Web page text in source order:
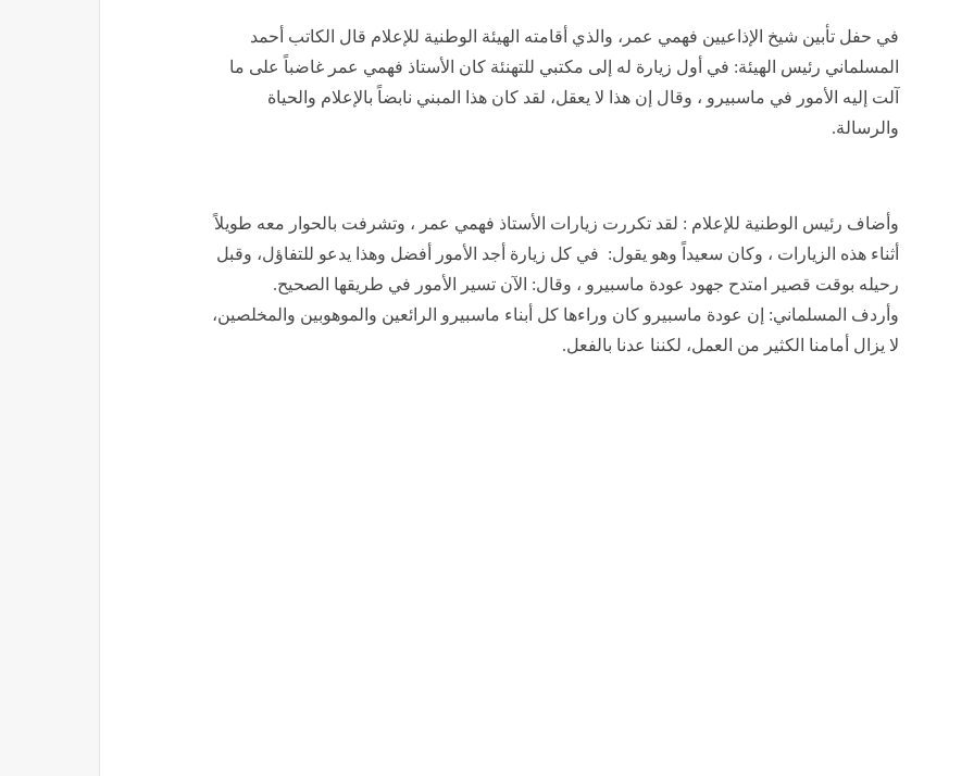
في حفل تأبين شيخ الإذاعيين فهمي عمر، والذي أقامته الهيئة الوطنية للإعلام قال الكاتب أحمد
المسلماني رئيس الهيئة: في أول زيارة له إلى مكتبي للتهنئة كان الأستاذ فهمي عمر غاضباً على ما
آلت إليه الأمور في ماسبيرو ، وقال إن هذا لا يعقل، لقد كان هذا المبني نابضاً بالإعلام والحياة
والرسالة.
وأضاف رئيس الوطنية للإعلام : لقد تكررت زيارات الأستاذ فهمي عمر ، وتشرفت بالحوار معه طويلاً
أثناء هذه الزيارات ، وكان سعيداً وهو يقول: في كل زيارة أجد الأمور أفضل وهذا يدعو للتفاؤل، وقبل
رحيله بوقت قصير امتدح جهود عودة ماسبيرو ، وقال: الآن تسير الأمور في طريقها الصحيح.
وأردف المسلماني: إن عودة ماسبيرو كان وراءها كل أبناء ماسبيرو الرائعين والموهوبين والمخلصين،
لا يزال أمامنا الكثير من العمل، لكننا عدنا بالفعل.